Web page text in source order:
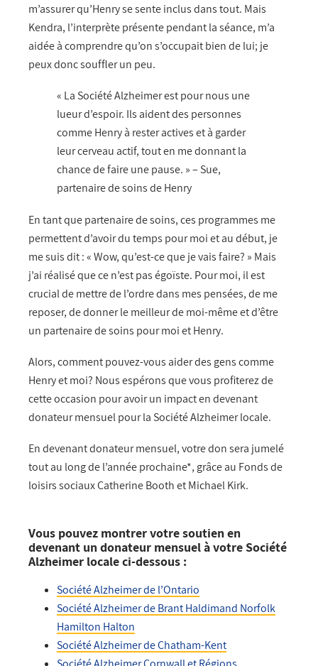
m’assurer qu’Henry se sente inclus dans tout. Mais
Kendra, l’interprète présente pendant la séance, m’a
aidée à comprendre qu’on s’occupait bien de lui; je
peux donc souffler un peu.
« La Société Alzheimer est pour nous une
lueur d’espoir. Ils aident des personnes
comme Henry à rester actives et à garder
leur cerveau actif, tout en me donnant la
chance de faire une pause. » – Sue,
partenaire de soins de Henry
En tant que partenaire de soins, ces programmes me
permettent d’avoir du temps pour moi et au début, je
me suis dit : « Wow, qu’est-ce que je vais faire? » Mais
j’ai réalisé que ce n’est pas égoïste. Pour moi, il est
crucial de mettre de l’ordre dans mes pensées, de me
reposer, de donner le meilleur de moi-même et d’être
un partenaire de soins pour moi et Henry.
Alors, comment pouvez-vous aider des gens comme
Henry et moi? Nous espérons que vous profiterez de
cette occasion pour avoir un impact en devenant
donateur mensuel pour la Société Alzheimer locale.
En devenant donateur mensuel, votre don sera jumelé
tout au long de l’année prochaine*, grâce au Fonds de
loisirs sociaux Catherine Booth et Michael Kirk.
Vous pouvez montrer votre soutien en
devenant un donateur mensuel à votre Société
Alzheimer locale ci-dessous :
Société Alzheimer de l’Ontario
Société Alzheimer de Brant Haldimand Norfolk
Hamilton Halton
Société Alzheimer de Chatham-Kent